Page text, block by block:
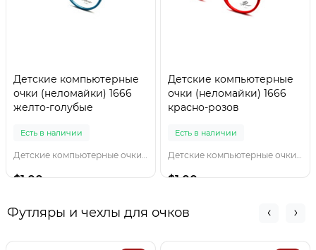
Детские компьютерные
очки (неломайки) 1666
желто-голубые
Есть в наличии
Детские компьютерные очки 1666 желто-голубы
$1.00
Детские компьютерные
очки (неломайки) 1666
красно-розов
Есть в наличии
Детские компьютерные очки 1666 красно-розов
$1.00
Футляры и чехлы для очков